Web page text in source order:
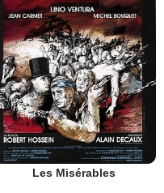
Les Misérables